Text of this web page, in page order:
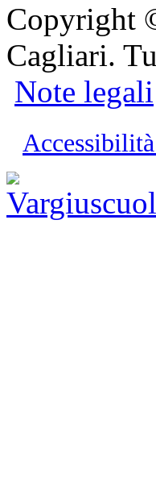
Copyright
Cagliari.
Note legali